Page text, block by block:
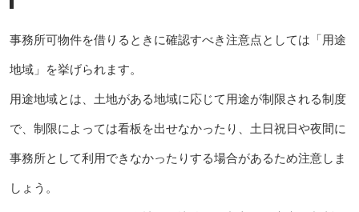
事務所可物件を借りるときに確認すべき注意点としては「用途
地域」を挙げられます。
用途地域とは、土地がある地域に応じて用途が制限される制度
で、制限によっては看板を出せなかったり、土日祝日や夜間に
事務所として利用できなかったりする場合があるため注意しま
しょう。